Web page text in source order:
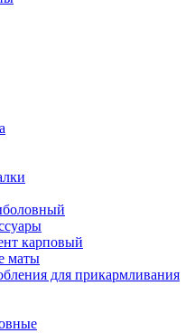
карповый
маты
для прикармливания